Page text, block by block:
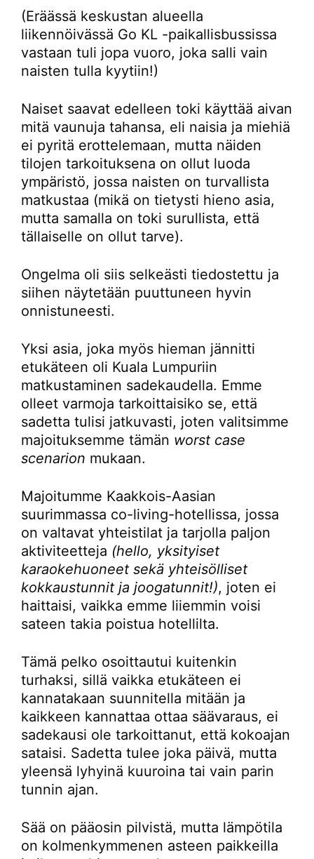
(Eräässä keskustan alueella
liikennöivässä Go KL -paikallisbussissa
vastaan tuli jopa vuoro, joka salli vain
naisten tulla kyytiin!)
Naiset saavat edelleen toki käyttää aivan
mitä vaunuja tahansa, eli naisia ja miehiä
ei pyritä erottelemaan, mutta näiden
tilojen tarkoituksena on ollut luoda
ympäristö, jossa naisten on turvallista
matkustaa (mikä on tietysti hieno asia,
mutta samalla on toki surullista, että
tällaiselle on ollut tarve).
Ongelma oli siis selkeästi tiedostettu ja
siihen näytetään puuttuneen hyvin
onnistuneesti.
Yksi asia, joka myös hieman jännitti
etukäteen oli Kuala Lumpuriin
matkustaminen sadekaudella. Emme
olleet varmoja tarkoittaisiko se, että
sadetta tulisi jatkuvasti, joten valitsimme
majoituksemme tämän worst case
scenarion mukaan.
Majoitumme Kaakkois-Aasian
suurimmassa co-living-hotellissa, jossa
on valtavat yhteistilat ja tarjolla paljon
aktiviteetteja (hello, yksityiset
karaokehuoneet sekä yhteisölliset
kokkaustunnit ja joogatunnit!), joten ei
haittaisi, vaikka emme liiemmin voisi
sateen takia poistua hotellilta.
Tämä pelko osoittautui kuitenkin
turhaksi, sillä vaikka etukäteen ei
kannatakaan suunnitella mitään ja
kaikkeen kannattaa ottaa säävaraus, ei
sadekausi ole tarkoittanut, että kokoajan
sataisi. Sadetta tulee joka päivä, mutta
yleensä lyhyinä kuuroina tai vain parin
tunnin ajan.
Sää on pääosin pilvistä, mutta lämpötila
on kolmenkymmenen asteen paikkeilla